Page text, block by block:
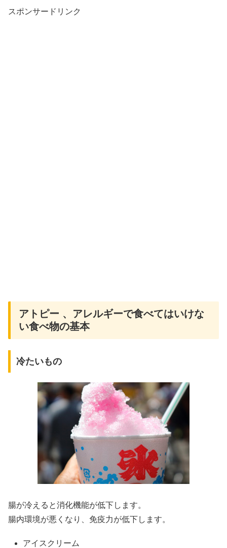
スポンサードリンク
アトピー 、アレルギーで食べてはいけな
い食べ物の基本
冷たいもの
腸が冷えると消化機能が低下します。
腸内環境が悪くなり、免疫力が低下します。
アイスクリーム